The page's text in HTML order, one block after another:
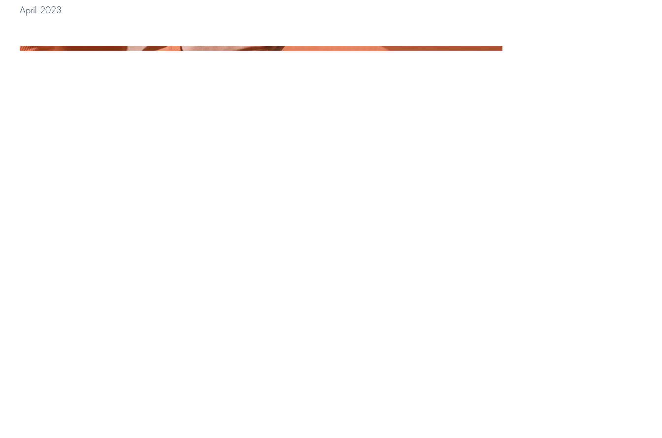
April 2023